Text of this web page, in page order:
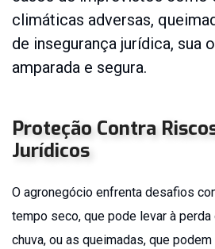
Seguro
Responsabilidade
Profissional
Seguro
Viagem
Pessoa
Jurídica
climáticas adversas,
de insegurança jurídica, sua
amparada e segura.
Proteção Contra
Jurídicos
O agronegócio enfrenta desafios
tempo seco, que pode levar à
chuva, ou as queimadas, que